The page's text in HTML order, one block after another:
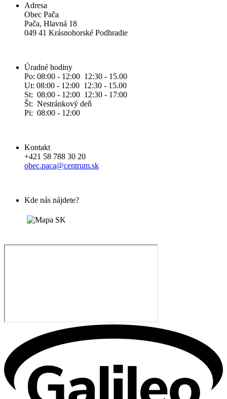
Adresa
Obec Pača
Pača, Hlavná 18
049 41 Krásnohorské Podhradie
Úradné hodiny
Po: 08:00 - 12:00 12:30 - 15.00
Ut: 08:00 - 12:00 12:30 - 15.00
St: 08:00 - 12:00 12:30 - 17:00
Št: Nestránkový deň
Pi: 08:00 - 12:00
Kontakt
+421 58 788 30 20
obec.paca@centrum.sk
Kde nás nájdete?